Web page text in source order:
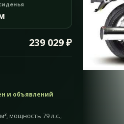
239 029 ₽
и объявлений
мощность 79 л.с.,